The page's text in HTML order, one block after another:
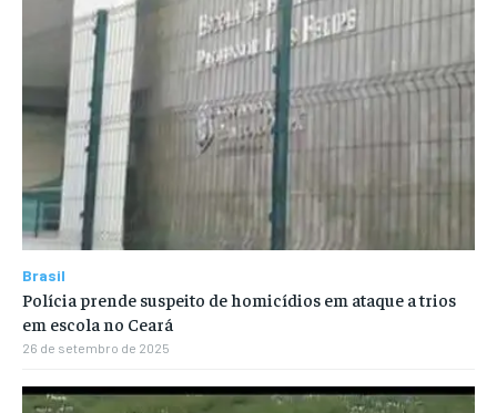
Brasil
Polícia prende suspeito de homicídios em ataque a trios
em escola no Ceará
26 de setembro de 2025